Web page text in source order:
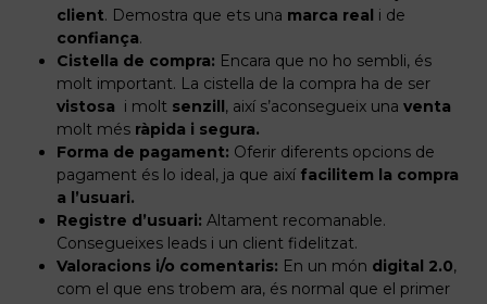
client. Demostra que ets una marca real i de
confiança.
Cistella de compra: Encara que no ho sembli, és
molt important. La cistella de la compra ha de ser
vistosa i molt senzill, així s’aconsegueix unaventa
molt més ràpida i segura.
Forma de pagament: Oferir diferents opcions de
pagament és lo ideal, ja que així facilitem la compra
a l’usuari.
Registre d’usuari: Altament recomanable.
Consegueixes leads i un client fidelitzat.
Valoracions i/o comentaris: En un món digital 2.0,
com el que ens trobem ara, és normal que el primer